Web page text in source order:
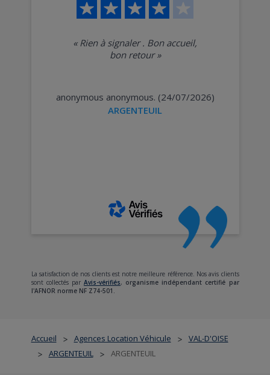
Accueil > Agences Location Véhicule > VAL-D'OISE
> ARGENTEUIL > ARGENTEUIL
« Rien à signaler . Bon accueil,
bon retour»
anonymous anonymous. (24/07/2026)
ARGENTEUIL
La satisfaction de nos clients est notre meilleure référence. Nos avis clients
sont collectés par Avis-vérifiés, organisme indépendant certifié par
l'AFNOR norme NF Z74-501.